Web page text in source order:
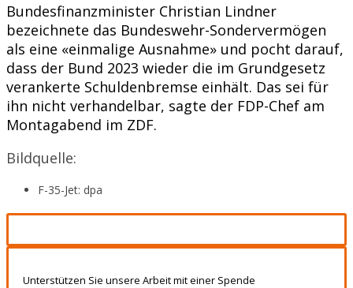
Bundesfinanzminister Christian Lindner
bezeichnete das Bundeswehr-Sondervermögen
als eine «einmalige Ausnahme» und pocht darauf,
dass der Bund 2023 wieder die im Grundgesetz
verankerte Schuldenbremse einhält. Das sei für
ihn nicht verhandelbar, sagte der FDP-Chef am
Montagabend im ZDF.
Bildquelle:
F-35-Jet: dpa
Unterstützen Sie unsere Arbeit mit einer Spende